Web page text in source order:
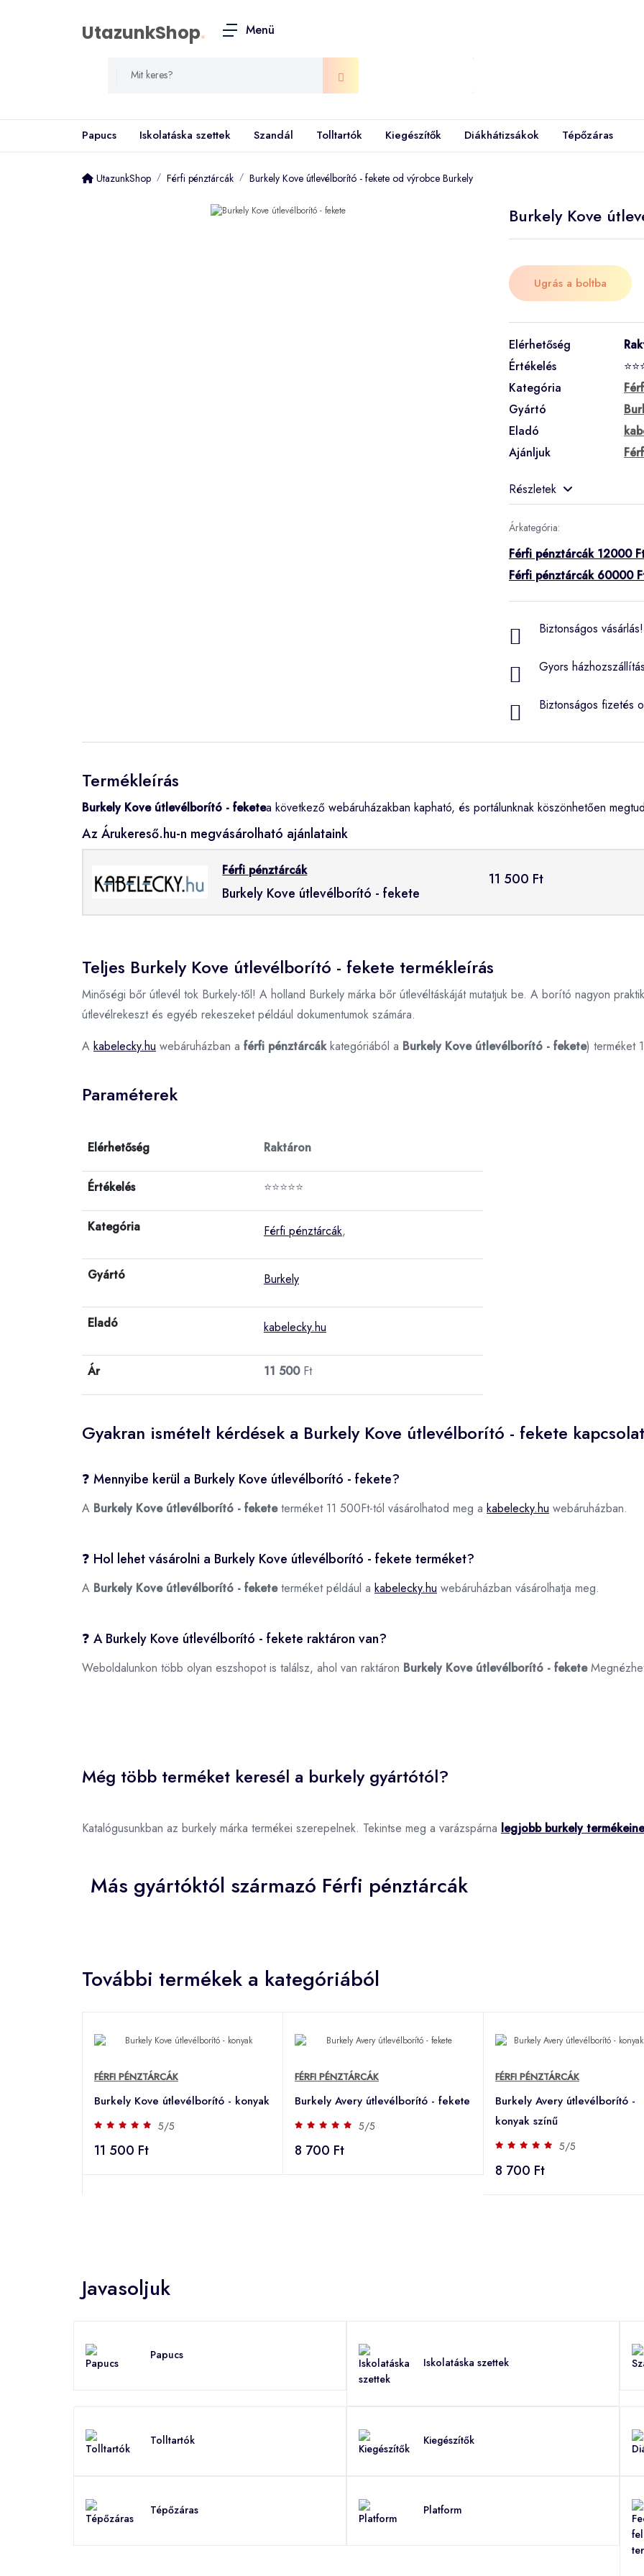
UtazunkShop. Menü
Papucs Iskolatáska szettek Szandál Tolltartók Kiegészítők Diákhátizsákok Tépőzáras
UtazunkShop Férfi pénztárcák Burkely Kove útlevélborító - fekete od výrobce Burkely
Burkely Kove
Ugrás a boltba
Elérhetőség
Értékelés
Kategória
Gyártó
Eladó
Ajánljuk
Részletek
Árkategória:
Férfi pénztárcák 12000
Férfi pénztárcák 60000
Biztonságos
Gyors
Biztonságos fizetés
Termékleírás
Burkely Kove útlevélborító - feketea következő webáruházakban kapható, és portálunknak köszönhetően
Az Árukereső.hu-n megvásárolható ajánlataink
Férfi pénztárcák
Burkely Kove útlevélborító - fekete
11 500 Ft
Teljes Burkely Kove útlevélborító - fekete termékleírás
Minőségi bőr útlevél tok Burkely-től! A holland Burkely márka bőr útlevéltáskáját mutatjuk be. A borító nagyon
útlevélrekeszt és egyéb rekeszeket például dokumentumok számára.
A kabelecky.hu webáruházban a férfi pénztárcákkategóriából a Burkely Kove útlevélborító - fekete) terméket
Paraméterek
Elérhetőség Raktáron
Értékelés ⭐⭐⭐⭐⭐
Kategória Férfi pénztárcák,
Gyártó Burkely
Eladó kabelecky.hu
Ár 11 500Ft
Gyakran ismételt kérdések a Burkely Kove útlevélborító - fekete
❓ Mennyibe kerül a Burkely Kove útlevélborító - fekete?
A Burkely Kove útlevélborító - feketeterméket 11 500Ft-tól vásárolhatod meg a kabelecky.hu webáruházban.
❓ Hol lehet vásárolni a Burkely Kove útlevélborító - fekete terméket?
A Burkely Kove útlevélborító - feketeterméket például a kabelecky.hu webáruházban vásárolhatja meg.
❓ A Burkely Kove útlevélborító - fekete raktáron van?
Weboldalunkon több olyan eszshopot is találsz, ahol van raktáron Burkely Kove útlevélborító - fekete
Még több terméket keresél a burkely gyártótól?
Katalógusunkban az burkely márka termékei szerepelnek. Tekintse meg a varázspárna legjobb burkely
Más gyártóktól származó Férfi pénztárcák
További termékek a kategóriából
FÉRFI PÉNZTÁRCÁK
Burkely Kove útlevélborító - konyak
5/5
11 500 Ft
FÉRFI PÉNZTÁRCÁK
Burkely Avery útlevélborító - fekete
5/5
8 700 Ft
FÉRFI PÉNZTÁRCÁK
Burkely Avery útlevélborító -
konyak színű
5/5
8 700 Ft
Javasoljuk
Papucs
Iskolatáska szettek
Tolltartók Kiegészítők
Tépőzáras Platform